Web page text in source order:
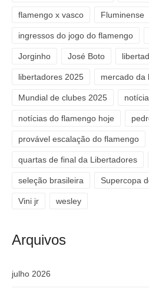
flamengo x vasco Fluminense
ingressos do jogo do flamengo
Jorginho José Boto
libertadores 2025 mercado da
Mundial de clubes 2025
notícias do flamengo hoje
provável escalação do flamengo
quartas de final da Libertadores
seleção brasileira Supercopa
Vini jr wesley
Arquivos
julho 2026